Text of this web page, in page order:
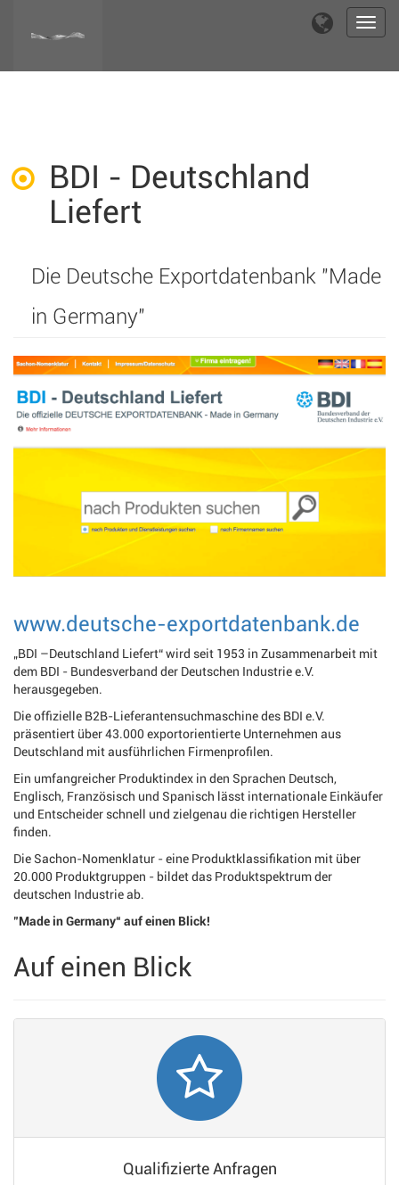
BDI - Deutschland
Liefert
Die Deutsche Exportdatenbank "Made
in Germany"
www.deutsche-exportdatenbank.de
„BDI –Deutschland Liefert“ wird seit 1953 in Zusammenarbeit mit
dem BDI - Bundesverband der Deutschen Industrie e.V.
herausgegeben.
Die offizielle B2B-Lieferantensuchmaschine des BDI e.V.
präsentiert über 43.000 exportorientierte Unternehmen aus
Deutschland mit ausführlichen Firmenprofilen.
Ein umfangreicher Produktindex in den Sprachen Deutsch,
Englisch, Französisch und Spanisch lässt internationale Einkäufer
und Entscheider schnell und zielgenau die richtigen Hersteller
finden.
Die Sachon-Nomenklatur - eine Produktklassifikation mit über
20.000 Produktgruppen - bildet das Produktspektrum der
deutschen Industrie ab.
"Made in Germany“ auf einen Blick!
Auf einen Blick
Qualifizierte Anfragen